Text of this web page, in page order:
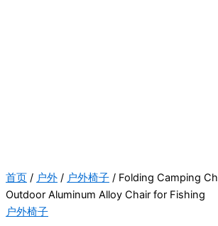
首页 / 户外 / 户外椅子 / Folding Camping
Outdoor Aluminum Alloy Chair for Fishing
户外椅子